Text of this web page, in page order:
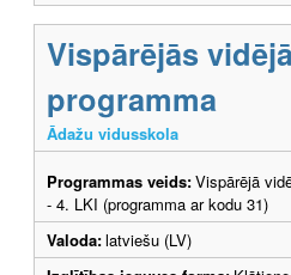
Vispārējās
programma
Ādažu vidusskola
Programmas veids:Vispārējā
- 4. LKI (programma ar kodu 31)
Valoda:latviešu (LV)